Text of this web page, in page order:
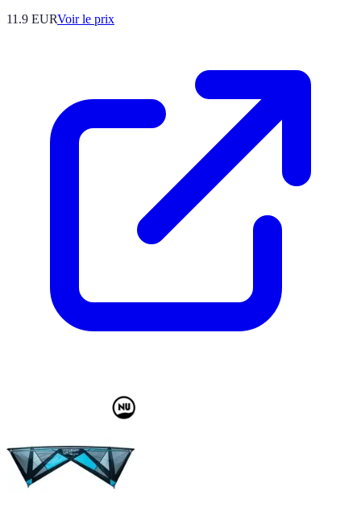
11.9 EURVoir le prix